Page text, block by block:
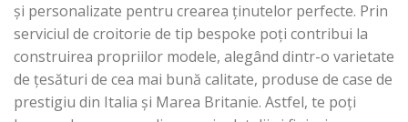
și personalizate pentru crearea ținutelor perfecte. Prin
serviciul de croitorie de tip bespoke poți contribui la
construirea propriilor modele, alegând dintr-o varietate
de țesături de cea mai bună calitate, produse de case de
prestigiu din Italia și Marea Britanie. Astfel, te poți